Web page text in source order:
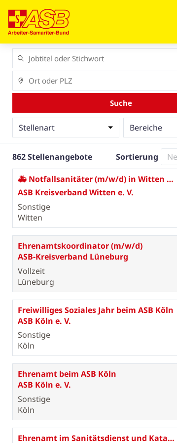
Suche
Stellenart Bereiche
862 Stellenangebote Sortierung
🚑 Notfallsanitäter (m/w/d) in Witten gesucht!⚡
ASB Kreisverband Witten e. V.
Sonstige
Witten
Ehrenamtskoordinator (m/w/d)
ASB-Kreisverband Lüneburg
Vollzeit
Lüneburg
Freiwilliges Soziales Jahr beim ASB Köln
ASB Köln e. V.
Sonstige
Köln
Ehrenamt beim ASB Köln
ASB Köln e. V.
Sonstige
Köln
Ehrenamt im Sanitätsdienst und Katastrophenschutz